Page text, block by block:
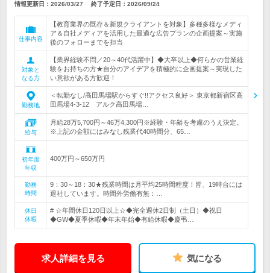
情報更新日：2026/03/27 終了予定日： 2026/09/24
仕事内容
【教育業界の既存＆新規クライアントを対象】多種多様なメディ
ア＆自社メディアを活用した最適な広告プランの企画提案～実施
後のフォローまでを担当
対象と
なる方
【業界経験不問／20～40代活躍中】◆大卒以上◆何らかの営業経
験をお持ちの方★自分のアイデアを積極的に企画提案～実現した
い意欲がある方歓迎！
勤務地
＜転勤なし/高田馬場駅からすぐ!!アクセス良好＞ 東京都新宿区高
田馬場4-3-12 アルク高田馬場…
給与
月給28万5,700円～46万4,300円※経験・年齢を考慮のうえ決定。
※上記の金額にはみなし残業代40時間分、65…
初年度
年収
400万円～650万円
勤務
時間
9：30～18：30★残業時間は月平均25時間程度！皆、19時台には
退社しています。時間外労働有無：…
休日
休暇
# ☆年間休日120日以上☆◆完全週休2日制（土日）◆祝日
◆GW◆夏季休暇◆年末年始◆有給休暇◆慶弔…
求人詳細を見る 気になる